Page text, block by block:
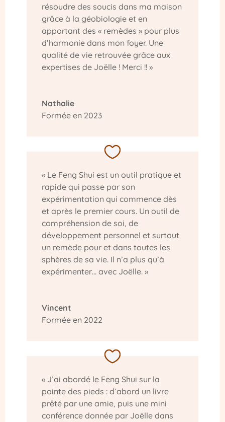
résoudre des soucis dans ma maison
grâce à la géobiologie et en
apportant des « remèdes » pour plus
d’harmonie dans mon foyer. Une
qualité de vie retrouvée grâce aux
expertises de Joëlle ! Merci !! »
Nathalie
Formée en 2023
« Le Feng Shui est un outil pratique et
rapide qui passe par son
expérimentation qui commence dès
et après le premier cours. Un outil de
compréhension de soi, de
développement personnel et surtout
un remède pour et dans toutes les
sphères de sa vie. Il n’a plus qu’à
expérimenter… avec Joëlle. »
Vincent
Formée en 2022
« J’ai abordé le Feng Shui sur la
pointe des pieds : d’abord un livre
prêté par une amie, puis une mini
conférence donnée par Joëlle dans